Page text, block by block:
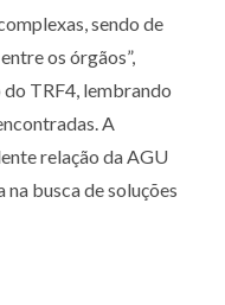
sendo de
os órgãos”,
TRF4, lembrando
A
relação da AGU
busca de soluções